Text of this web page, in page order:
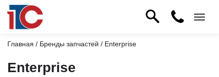
Главная / Бренды запчастей / Enterprise
Enterprise